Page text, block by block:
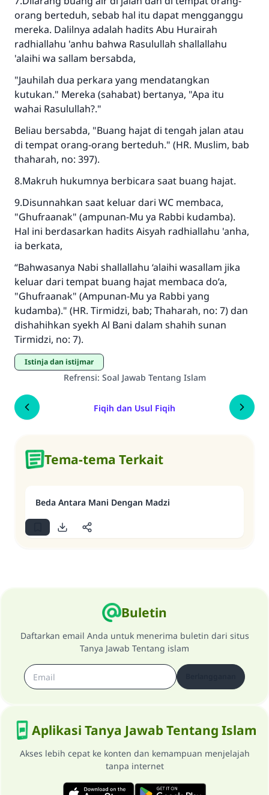
orang berteduh, sebab hal itu dapat mengganggu
mereka. Dalilnya adalah hadits Abu Hurairah
radhiallahu 'anhu bahwa Rasulullah shallallahu
'alaihi wa sallam bersabda,
"Jauhilah dua perkara yang mendatangkan
kutukan." Mereka (sahabat) bertanya, "Apa itu
wahai Rasulullah?."
Beliau bersabda, "Buang hajat di tengah jalan atau
di tempat orang-orang berteduh." (HR. Muslim, bab
thaharah, no: 397).
8.Makruh hukumnya berbicara saat buang hajat.
9.Disunnahkan saat keluar dari WC membaca,
"Ghufraanak" (ampunan-Mu ya Rabbi kudamba).
Hal ini berdasarkan hadits Aisyah radhiallahu 'anha,
ia berkata,
“Bahwasanya Nabi shallallahu ‘alaihi wasallam jika
keluar dari tempat buang hajat membaca do’a,
"Ghufraanak" (Ampunan-Mu ya Rabbi yang
kudamba)." (HR. Tirmidzi, bab; Thaharah, no: 7) dan
dishahihkan syekh Al Bani dalam shahih sunan
Tirmidzi, no: 7).
istinja dan istijmar
Refrensi: Soal Jawab Tentang Islam
Fiqih dan Usul Fiqih
Tema-tema Terkait
Beda Antara Mani Dengan Madzi
Buletin
Daftarkan email Anda untuk menerima buletin dari situs
Tanya Jawab Tentang islam
Aplikasi Tanya Jawab Tentang Islam
Akses lebih cepat ke konten dan kemampuan menjelajah
tanpa internet